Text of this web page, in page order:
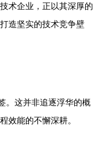
术企业，正以其深厚的
造坚实的技术竞争壁
。这并非追逐浮华的概
效能的不懈深耕。